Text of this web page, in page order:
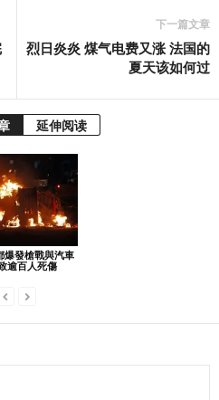
下一篇文章
烈日炎炎 煤气电费又涨 法国的
夏天该如何过
延伸阅读
爆發槍戰與汽車
逾百人死傷